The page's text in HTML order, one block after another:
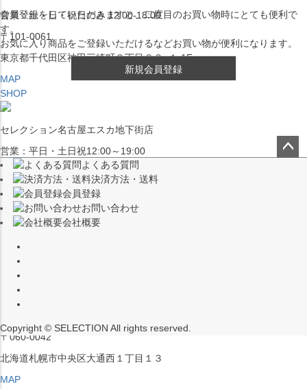
営業：土・日・祝日のみ 12:00-18:00
〒101-0061
東京都千代田区神田三崎町２丁目２２−１ 1F
MAP
SHOP
セレクション名古屋エスカ地下街店
営業：平日・土日祝12:00～19:00
（※15:00～16:00はメンテナンスのためクローズ）
〒453-0015
愛知県名古屋市中村区椿町６−９先
MAP
SHOP
セレクション ポップアップストア 札幌 ル・トロワ店
営業：平日・土日祝12:00～19:00
〒060-0042
北海道札幌市中央区大通西１丁目１３
MAP
会員登録をしていただきますと、二度目のお買い物時にとても便利で
す。
お気に入り商品をご登録いただけるなどお買い物が便利になります。
新規会員登録
よくある質問
決済方法・送料
会員登録
お問い合わせ
会社概要
Copyright © SELECTION All rights reserved.